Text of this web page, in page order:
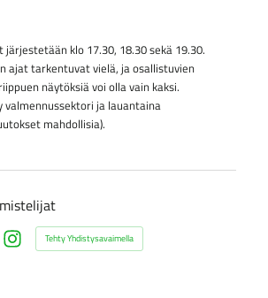
klo 17.30, 18.30 sekä 19.30.
ajat tarkentuvat vielä, ja osallistuvien
näytöksiä voi olla vain kaksi.
valmennussektori ja lauantaina
mahdollisia).
Instagram
Tehty Yhdistysavaimella